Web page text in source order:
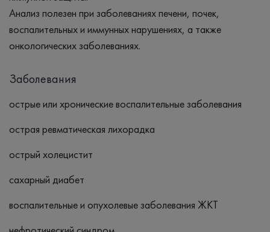
Анализ полезен при заболеваниях печени, почек,
воспалительных и иммунных нарушениях, а также
онкологических заболеваниях.
Заболевания
острые или хронические воспалительные заболевания
острая ревматическая лихорадка
острый холецистит
сахарный диабет
воспалительные и опухолевые заболевания ЖКТ